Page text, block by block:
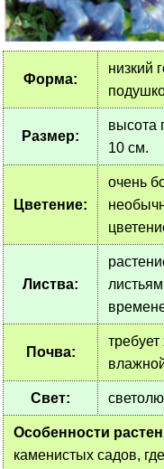
Форма:
низкий
Размер:
высота
10 см.
Цветение:
очень
Листва:
Почва:
Свет:
Особенности
каменистых садов,